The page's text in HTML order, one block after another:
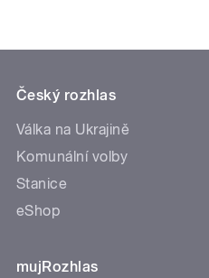
Český rozhlas
Válka na Ukrajině
Komunální volby
Stanice
eShop
mujRozhlas